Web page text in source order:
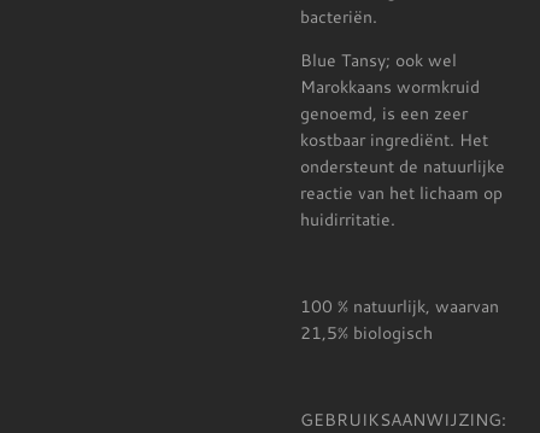
bacteriën.
Blue Tansy; ook wel
Marokkaans wormkruid
genoemd, is een zeer
kostbaar ingrediënt. Het
ondersteunt de natuurlijke
reactie van het lichaam op
huidirritatie.
100 % natuurlijk, waarvan
21,5% biologisch
GEBRUIKSAANWIJZING: